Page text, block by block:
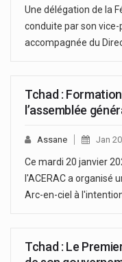
Une délégation de la
conduite par son
accompagnée du
Tchad :
l’assemblée
Assane Jan
Ce mardi 20 janvier
l'ACERAC a organisé
Arc-en-ciel à
Tchad : Le